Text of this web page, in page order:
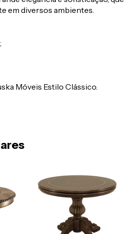
em diversos ambientes.
Móveis Estilo Clássico.